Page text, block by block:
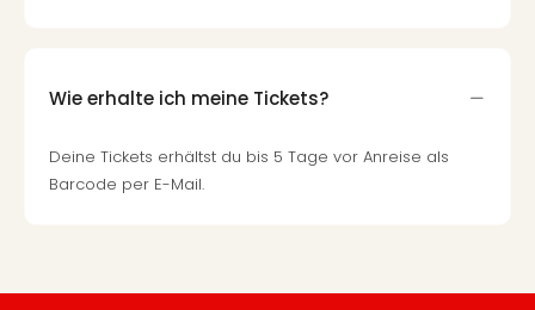
Wie erhalte ich meine Tickets?
Deine Tickets erhältst du bis 5 Tage vor Anreise als
Barcode per E-Mail.